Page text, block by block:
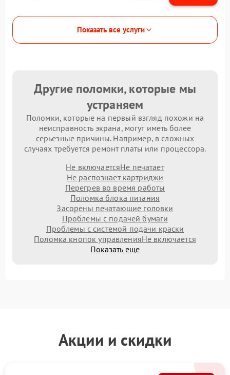
Показать все услуги
Другие поломки, которые мы
устраняем
Поломки, которые на первый взгляд похожи на
неисправность экрана, могут иметь более
серьезные причины. Например, в сложных
случаях требуется ремонт платы или процессора.
Не включаетсяНе печатает
Не распознает картриджи
Перегрев во время работы
Поломка блока питания
Засорены печатающие головки
Проблемы с подачей бумаги
Проблемы с системой подачи краски
Поломка кнопок управленияНе включается
Показать еще
Акции и скидки